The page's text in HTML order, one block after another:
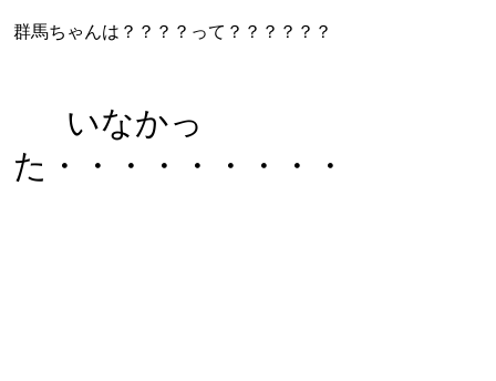
群馬ちゃんは？？？？って？？？？？？
いなかっ
た・・・・・・・・・